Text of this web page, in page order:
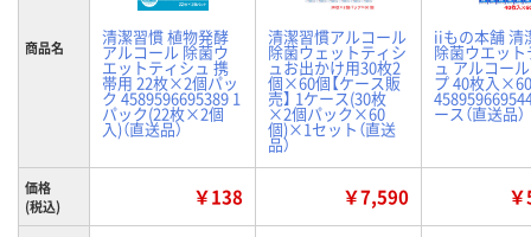
商品名 清潔習慣 植物発酵
アルコール 除菌ウ
エットティシュ 携
帯用 22枚×2個パッ
ク 4589596695389 1
パック(22枚×2個
入)（直送品）
清潔習慣アルコール
除菌ウェットティシ
ュお出かけ用30枚2
個×60個【ケース販
売】 1ケース(30枚
×2個パック×60
個)×1セット（直送
品）
iiもの本舗 清
除菌ウエッ
ュ アルコー
プ 40枚入
ース（直送品）
価格
(税込)
￥138 ￥7,590